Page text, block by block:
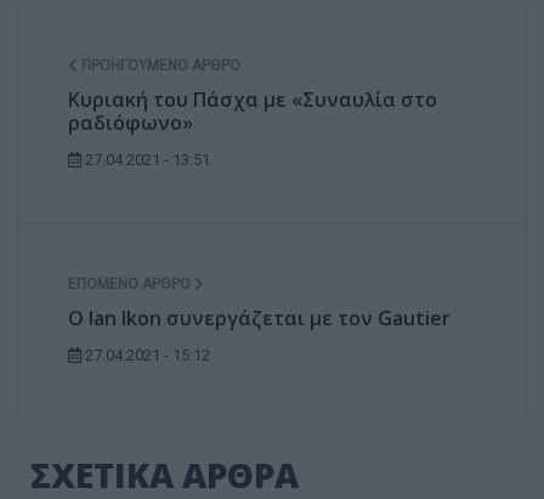
ΠΡΟΗΓΟΎΜΕΝΟ ΆΡΘΡΟ
Κυριακή του Πάσχα με «Συναυλία στο
ραδιόφωνο»
27.04.2021 - 13:51
ΕΠΌΜΕΝΟ ΆΡΘΡΟ
O Ian Ikon συνεργάζεται με τον Gautier
27.04.2021 - 15:12
ΣΧΕΤΙΚΑ ΑΡΘΡΑ